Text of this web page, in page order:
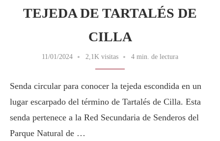
TEJEDA DE TARTALÉS DE
CILLA
11/01/2024 2,1K visitas 4 min. de lectura
Senda circular para conocer la tejeda escondida en un
lugar escarpado del término de Tartalés de Cilla. Esta
senda pertenece a la Red Secundaria de Senderos del
Parque Natural de …